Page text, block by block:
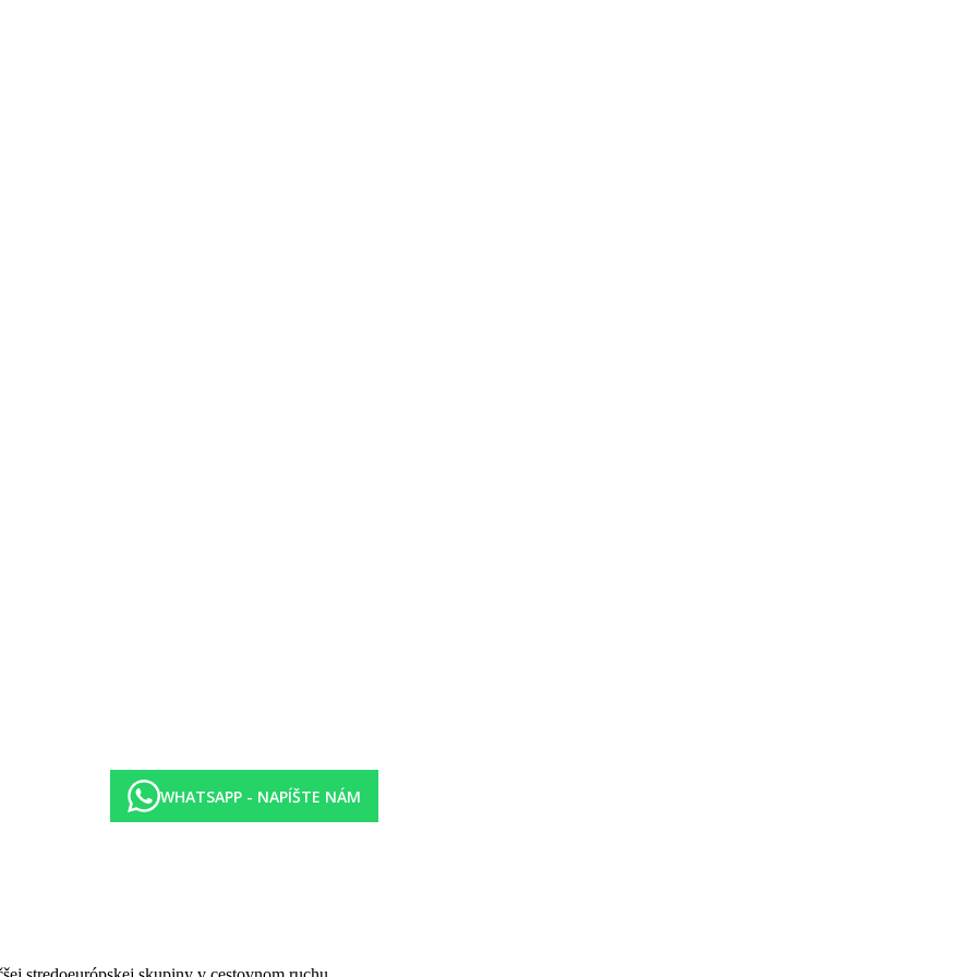
(prihlásenie je možné od 14:00 hodín, odhlásenie do 11:00 hodín), lobby, 2 výťahy, klimatizácia, trezor (za poplatok) a parkovisko
Fi je hotelovým hosťom k dispozícii zadarmo. Pohybovo obmedzeným hosťom ponúka ubytovanie bezbariérový vstup. Upratovanie izieb
zahŕňa raňajky, obedy a večere. Raňajky, obedy a večere iba vo vybraných reštauráciách. Plnopenzia Plus zahŕňa: raňajky, obedy a
iba vo vybraných reštauráciách.
miestnych poskytovateľov). Golfové ihrisko sa nachádza 7 km od hotela. Požičovňa bicyklov a miestnosť na bicykle (za poplatok).
Niektoré služby sú závislé od ročného obdobia a od miestnych klimatických podmienok. Jazyky: angličtina, francúzština, ruština,
a Visa.
kuchynským kútom, vykurovaním (centrálnym), varnou kanvicou (zdarma), internetom (zdarma), trezorom (za poplatok) a kábel. TV s
so sprchou (veľkosť: cca m²). Uteráky sú menené denne.
WHATSAPP - NAPÍŠTE NÁM